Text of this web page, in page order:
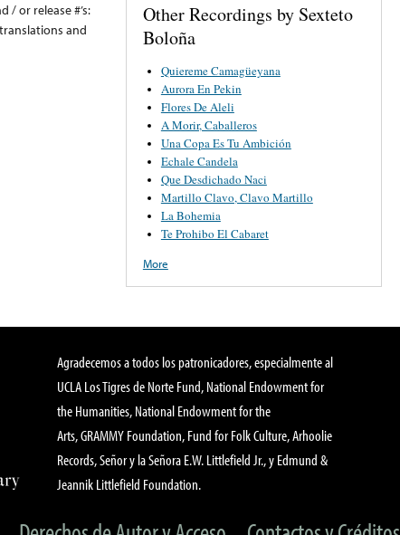
/ or release #’s:
and
Other Recordings by Sexteto
Boloña
Quiereme Camagüeyana
Aurora En Pekin
Flores De Aleli
A Morir, Caballeros
Una Copa Es Tu Ambición
Echale Candela
Que Desdichado Naci
Martillo Clavo, Clavo Martillo
La Bohemia
Te Prohibo El Cabaret
More
Agradecemos a todos los patronicadores, especialmente al
UCLA Los Tigres de Norte Fund, National Endowment for
the Humanities, National Endowment for the
Arts, GRAMMY Foundation, Fund for Folk Culture, Arhoolie
Records, Señor y la Señora E.W. Littlefield Jr., y Edmund &
Jeannik Littlefield Foundation.